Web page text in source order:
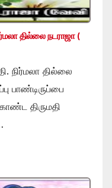
தில்லை நடராஜா (
நிர்மலா தில்லை
பாண்டிருப்பை
திருமதி